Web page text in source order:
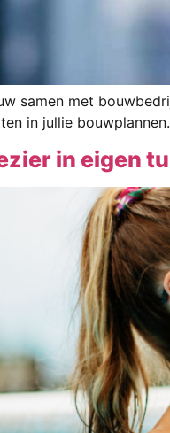
samen met
in jullie bouwplannen.
in eigen